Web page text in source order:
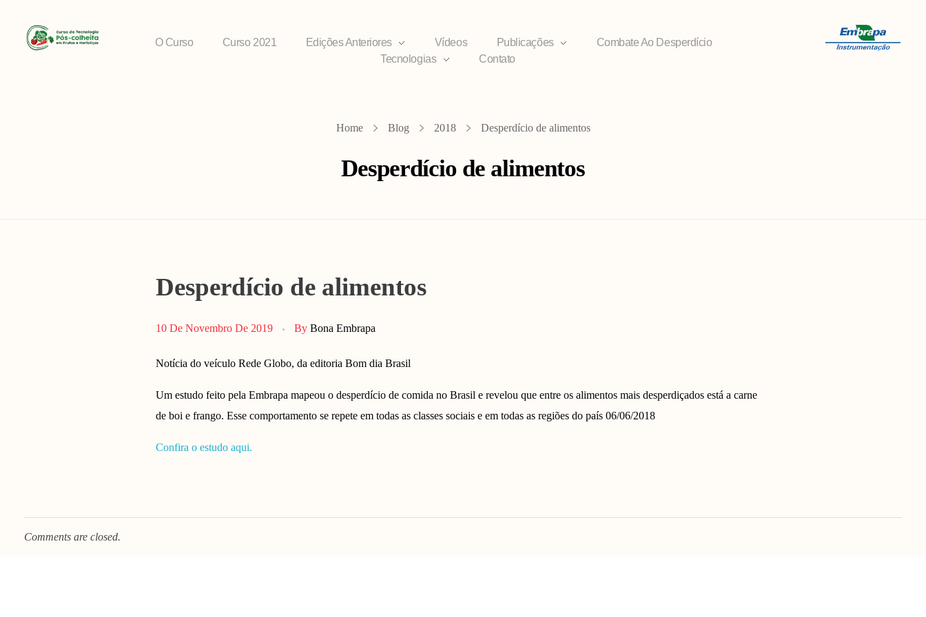
O Curso Curso 2021 Edições Anteriores Vídeos Publicações
Combate Ao Desperdício
Tecnologias
Contato
Home Blog 2018 Desperdício de alimentos
Desperdício de alimentos
Desperdício de alimentos
10 De Novembro De 2019 By Bona Embrapa
Notícia do veículo Rede Globo, da editoria Bom dia Brasil
Um estudo feito pela Embrapa mapeou o desperdício de comida no Brasil e revelou que entre os alimentos mais desperdiçados está a carne
de boi e frango. Esse comportamento se repete em todas as classes sociais e em todas as regiões do país 06/06/2018
Confira o estudo aqui.
Comments are closed.